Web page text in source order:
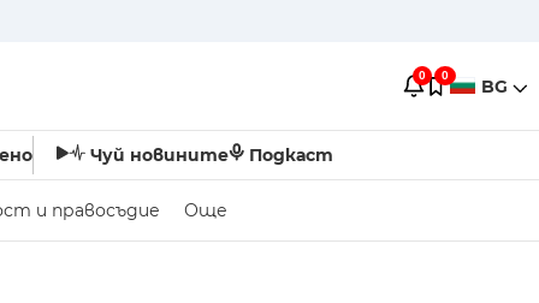
0 0 BG
Чуй новините Подкаст
и правосъдие Още